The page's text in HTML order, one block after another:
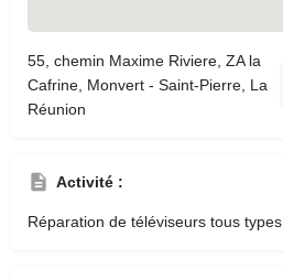
55, chemin Maxime Riviere, ZA la
Cafrine, Monvert - Saint-Pierre, La
Réunion
Activité :
Réparation de téléviseurs tous types